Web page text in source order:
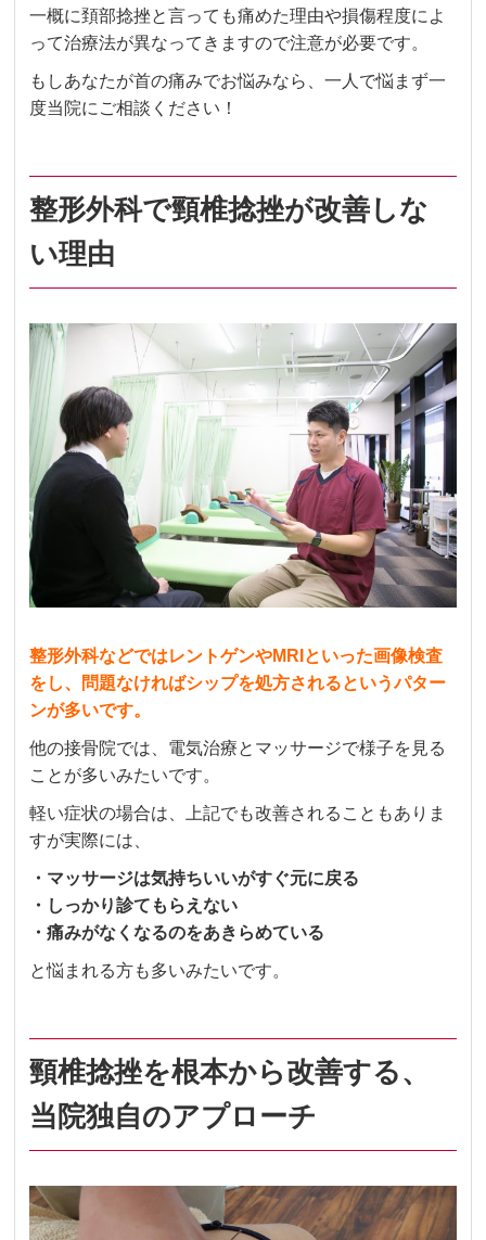
一概に頚部捻挫と言っても痛めた理由や損傷程度によ
って治療法が異なってきますので注意が必要です。
もしあなたが首の痛みでお悩みなら、一人で悩まず一
度当院にご相談ください！
整形外科で頸椎捻挫が改善しな
い理由
整形外科などではレントゲンやMRIといった画像検査
をし、問題なければシップを処方されるというパター
ンが多いです。
他の接骨院では、電気治療とマッサージで様子を見る
ことが多いみたいです。
軽い症状の場合は、上記でも改善されることもありま
すが実際には、
・マッサージは気持ちいいがすぐ元に戻る
・しっかり診てもらえない
・痛みがなくなるのをあきらめている
と悩まれる方も多いみたいです。
頸椎捻挫を根本から改善する、
当院独自のアプローチ